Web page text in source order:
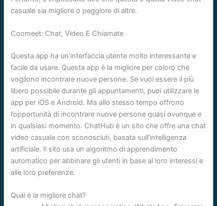
casuale sia migliore o peggiore di altre.
Coomeet: Chat, Video E Chiamate
Questa app ha un’interfaccia utente molto interessante e
facile da usare. Questa app è la migliore per coloro che
vogliono incontrare nuove persone. Se vuoi essere il più
libero possibile durante gli appuntamenti, puoi utilizzare le
app per iOS e Android. Ma allo stesso tempo offrono
l’opportunità di incontrare nuove persone quasi ovunque e
in qualsiasi momento. ChatHub è un sito che offre una chat
video casuale con sconosciuti, basata sull’intelligenza
artificiale. Il sito usa un algoritmo di apprendimento
automatico per abbinare gli utenti in base ai loro interessi e
alle loro preferenze.
Qual è la migliore chat?